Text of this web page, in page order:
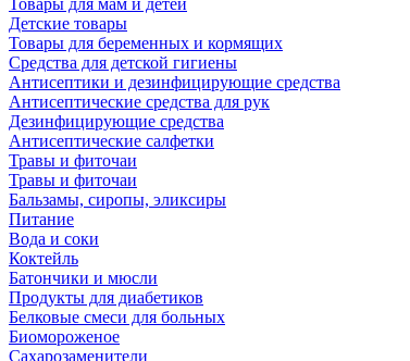
Товары для мам и детей
Детские товары
Товары для беременных и кормящих
Средства для детской гигиены
Антисептики и дезинфицирующие средства
Антисептические средства для рук
Дезинфицирующие средства
Антисептические салфетки
Травы и фиточаи
Травы и фиточаи
Бальзамы, сиропы, эликсиры
Питание
Вода и соки
Коктейль
Батончики и мюсли
Продукты для диабетиков
Белковые смеси для больных
Биомороженое
Сахарозаменители